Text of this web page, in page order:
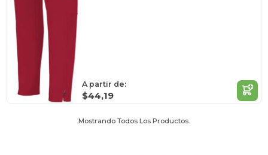
A partir de:
$44,19
Mostrando Todos Los Productos.